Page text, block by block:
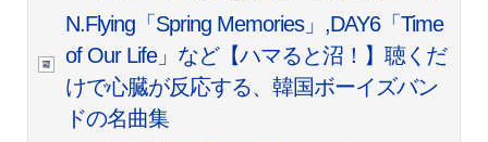
N.Flying「Spring Memories」,DAY6「Time
of Our Life」など【ハマると沼！】聴くだ
けで心臓が反応する、韓国ボーイズバン
ドの名曲集